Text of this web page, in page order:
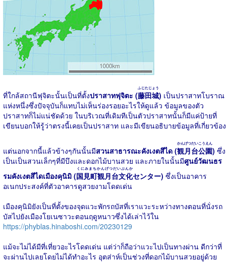
ที่ใกล้สถานีฟุจิตะนั้นเป็นที่ตั้งปราสาทฟุจิตะ (藤田城
ふじたじょう
) เป็นปราสาทโบราณ
แห่งหนึ่งซึ่งปัจจุบันก็แทบไม่เห็นร่องรอยอะไรให้ดูแล้ว ข้อมูลของตัว
ปราสาทก็ไม่แน่ชัดด้วย ในบริเวณที่เดิมทีเป็นตัวปราสาทนั้นก็มีแค่ป้ายที่
เขียนบอกให้รู้ว่าตรงนี้เคยเป็นปราสาท และมีเขียนอธิบายข้อมูลที่เกี่ยวข้อง
แต่นอกจากนี้แล้วข้างๆกันนั้นมีสวนสาธารณะคังเงตสึได (観月台公園
かんげつだいこうえん
) ซึ่ง
เป็นเป็นสวนเล็กๆที่มีบึงและดอกไม้บานสวย และภายในนั้นมีศูนย์วัฒนธร
รมคังเงตสึไดเมืองคุนิมิ (国見町観月台文化
くにみまちかんげつだいぶんか
センター) ซึ่งเป็นอาคาร
อเนกประสงค์ที่ตัวอาคารดูสวยงามโดดเด่น
เมืองคุนิมิยังเป็นที่ตั้งของจุดแวะพักรถบัสที่เราแวะระหว่างทางตอนที่นั่งรถ
บัสไปยังเมืองโยเนซาวะตอนฤดูหนาวซึ่งได้เล่าไว้ใน
https://phyblas.hinaboshi.com/20230129
แม้จะไม่ได้มีที่เที่ยวอะไรโดดเด่น แต่ว่าก็ถือว่าแวะไปเป็นทางผ่าน ดีกว่าที่
จะผ่านไปเลยโดยไม่ได้ทำอะไร อุตส่าห์เป็นช่วงที่ดอกไม้บานสวยอยู่ด้วย